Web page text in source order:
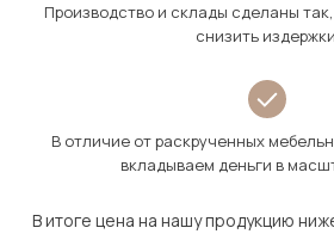
Производство и склады сделаны
снизить
В отличие от раскрученных
вкладываем деньги в
В итоге цена на нашу продукцию